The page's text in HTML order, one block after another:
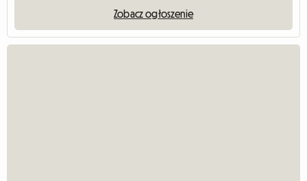
Zobacz ogłoszenie